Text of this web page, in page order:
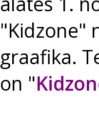
"Kidzone"
graafika.
on "